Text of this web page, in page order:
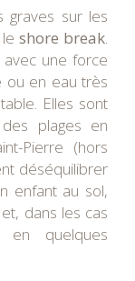
graves sur les
leshore break.
une force
ou en eau très
Elles sont
plages en
Pierre (hors
déséquilibrer
enfant au sol,
dans les cas
quelques